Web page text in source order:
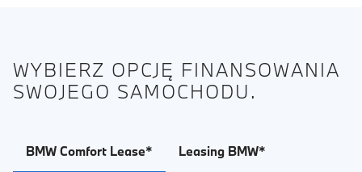
WYBIERZ OPCJĘ FINANSOWANIA
SWOJEGO SAMOCHODU.
BMW Comfort Lease* Leasing BMW*